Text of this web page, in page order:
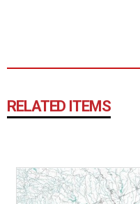
RELATED ITEMS